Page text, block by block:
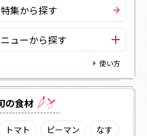
集から探す
ューから探す
使い方
の⾷材
トマト ピーマン
なす